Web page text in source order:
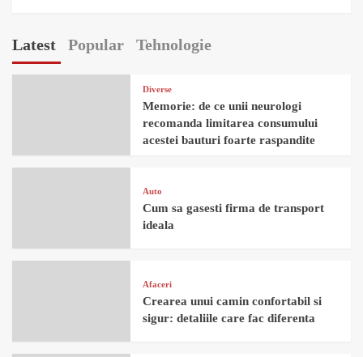
Latest Popular Tehnologie
Diverse
Memorie: de ce unii neurologi
recomanda limitarea consumului
acestei bauturi foarte raspandite
Auto
Cum sa gasesti firma de transport
ideala
Afaceri
Crearea unui camin confortabil si
sigur: detaliile care fac diferenta